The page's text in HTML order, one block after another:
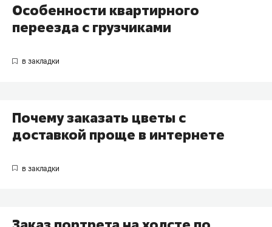
Особенности квартирного
переезда с грузчиками
Почему заказать цветы с
доставкой проще в интернете